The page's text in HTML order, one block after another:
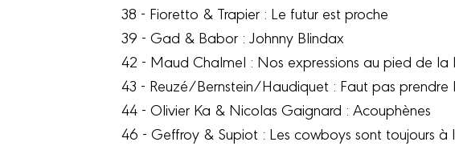
38 - Fioretto & Trapier : Le futur est proche
39 - Gad & Babor : Johnny Blindax
42 - Maud Chalmel : Nos expressions au pied de la
43 - Reuzé/Bernstein/Haudiquet : Faut pas prendre
44 - Olivier Ka & Nicolas Gaignard : Acouphènes
46 - Geffroy & Supiot : Les cowboys sont toujours à